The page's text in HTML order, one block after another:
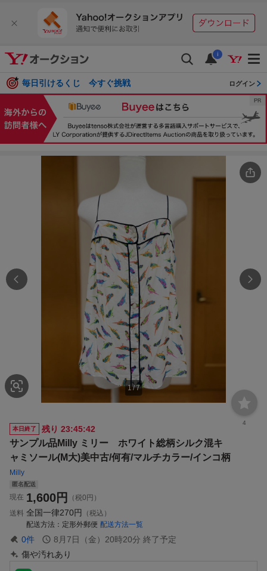
i
毎日引けるくじ 今すぐ挑戦 ログイン
1/7
4
本日終了
残り 23:45:41
サンプル品Milly ミリー ホワイト総柄シルク混キ
ャミソール(M大)美中古/何有/マルチカラー/インコ柄
Milly
匿名配送
現在 1,600円
（税0円）
送料 全国一律270円
（税込）
配送方法
定形外郵便 配送方法一覧
0件 8月7日（金）20時20分 終了予定
傷や汚れあり